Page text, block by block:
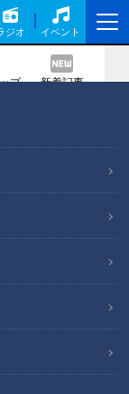
ジオ イベント
プ 新着記事
題を大